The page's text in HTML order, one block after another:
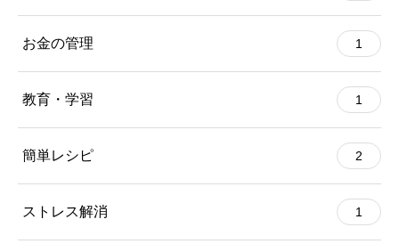
お金の管理 1
教育・学習 1
簡単レシピ 2
ストレス解消 1